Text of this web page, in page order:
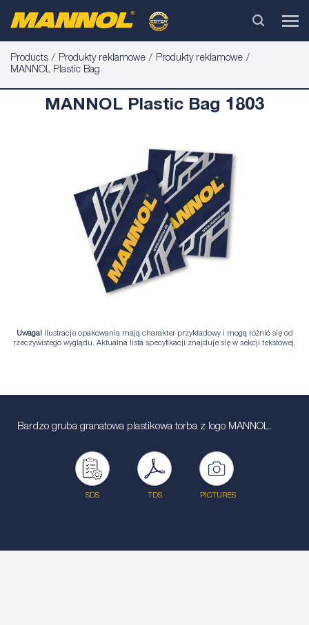
Products Produkty reklamowe
Produkty reklamowe
MANNOL Plastic Bag
MANNOL Plastic Bag 1803
Uwaga! Ilustracje opakowania mają charakter przykładowy i mogą różnić się od
rzeczywistego wyglądu. Aktualna lista specyfikacji znajduje się w sekcji tekstowej.
Bardzo gruba granatowa plastikowa torba z logo MANNOL.
SDS TDS PICTURES